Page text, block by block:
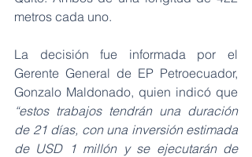
metros cada uno.
La decisión fue informada por el
Gerente General de EP Petroecuador,
“estos trabajos tendrán una duración
de 21 días, con una inversión estimada
de USD 1 millón y se ejecutarán de